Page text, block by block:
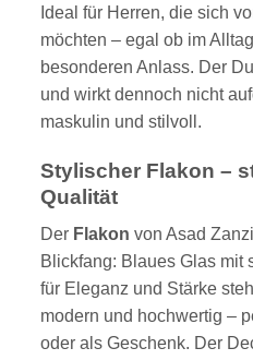
Ideal für Herren, die sich
möchten – egal ob im
besonderen Anlass. Der
und wirkt dennoch nicht
maskulin und stilvoll.
Stylischer Flakon –
Qualität
Der Flakon von Asad
Blickfang: Blaues Glas mit
für Eleganz und Stärke
modern und hochwertig –
oder als Geschenk. Der